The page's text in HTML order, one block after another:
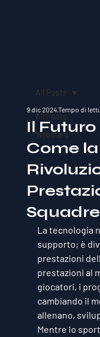
All Posts
Webinars
All Posts
Il Futuro
Come
Squadre
9 dic 2024Tempo di
La tecnologia
supporto; è
prestazioni
prestazioni al
giocatori, i
cambiando il
allenano,
Mentre lo